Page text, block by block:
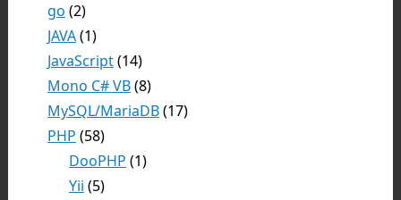
go (2)
JAVA(1)
JavaScript(14)
Mono C# VB(8)
MySQL/MariaDB(17)
PHP (58)
DooPHP (1)
Yii (5)